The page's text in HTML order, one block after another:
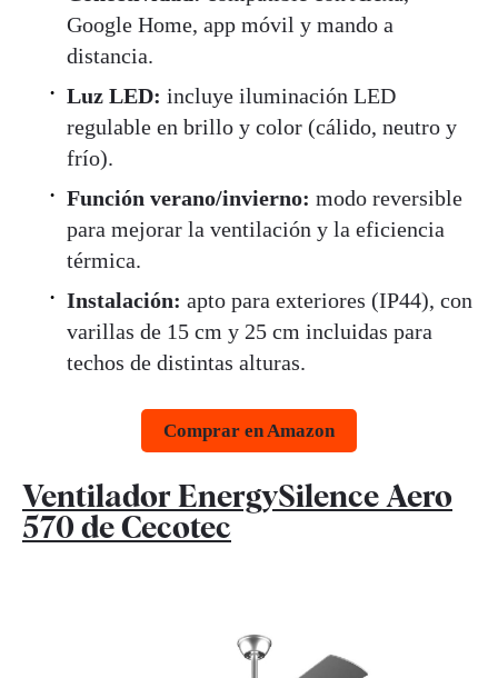
Google Home, app móvil y mando a
distancia.
Luz LED: incluye iluminación LED
regulable en brillo y color (cálido, neutro y
frío).
Función verano/invierno: modo reversible
para mejorar la ventilación y la eficiencia
térmica.
Instalación: apto para exteriores (IP44), con
varillas de 15 cm y 25 cm incluidas para
techos de distintas alturas.
Comprar en Amazon
Ventilador EnergySilence Aero
570 de Cecotec